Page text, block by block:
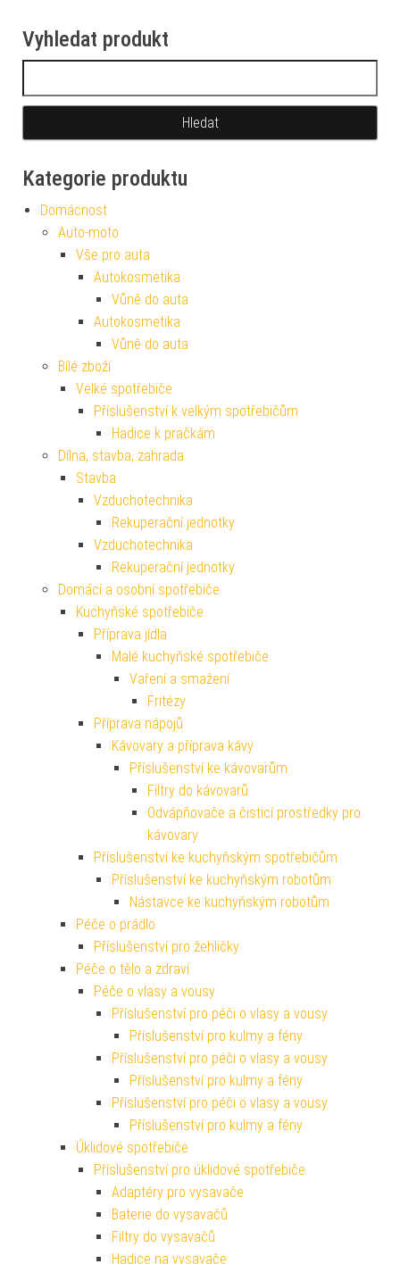
Vyhledat produkt
Kategorie produktu
Domácnost
Auto-moto
Vše pro auta
Autokosmetika
Vůně do auta
Autokosmetika
Vůně do auta
Bílé zboží
Velké spotřebiče
Příslušenství k velkým spotřebičům
Hadice k pračkám
Dílna, stavba, zahrada
Stavba
Vzduchotechnika
Rekuperační jednotky
Vzduchotechnika
Rekuperační jednotky
Domácí a osobní spotřebiče
Kuchyňské spotřebiče
Příprava jídla
Malé kuchyňské spotřebiče
Vaření a smažení
Fritézy
Příprava nápojů
Kávovary a příprava kávy
Příslušenství ke kávovarům
Filtry do kávovarů
Odvápňovače a čisticí prostředky pro
kávovary
Příslušenství ke kuchyňským spotřebičům
Příslušenství ke kuchyňským robotům
Nástavce ke kuchyňským robotům
Péče o prádlo
Příslušenství pro žehličky
Péče o tělo a zdraví
Péče o vlasy a vousy
Příslušenství pro péči o vlasy a vousy
Příslušenství pro kulmy a fény
Příslušenství pro péči o vlasy a vousy
Příslušenství pro kulmy a fény
Příslušenství pro péči o vlasy a vousy
Příslušenství pro kulmy a fény
Úklidové spotřebiče
Příslušenství pro úklidové spotřebiče
Adaptéry pro vysavače
Baterie do vysavačů
Filtry do vysavačů
Hadice na vysavače